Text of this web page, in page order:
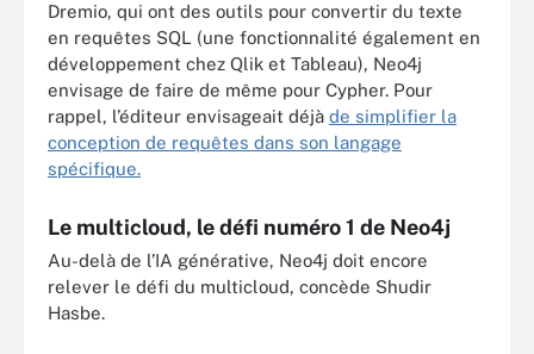
Dremio, qui ont des outils pour convertir du texte
en requêtes SQL (une fonctionnalité également en
développement chez Qlik et Tableau), Neo4j
envisage de faire de même pour Cypher. Pour
rappel, l’éditeur envisageait déjà de simplifier la
conception de requêtes dans son langage
spécifique.
Le multicloud, le défi numéro 1 de Neo4j
Au-delà de l’IA générative, Neo4j doit encore
relever le défi du multicloud, concède Shudir
Hasbe.